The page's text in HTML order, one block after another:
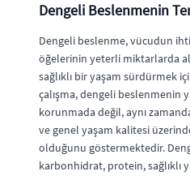
Dengeli Beslenmenin
Dengeli beslenme, vücudun
öğelerinin yeterli miktarlarda
sağlıklı bir yaşam sürdürmek
çalışma, dengeli beslenmenin
korunmada değil, aynı
ve genel yaşam kalitesi
olduğunu göstermektedir.
karbonhidrat, protein, sağlıklı